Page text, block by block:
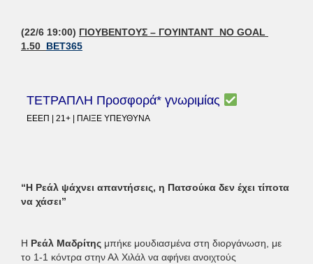
(22/6 19:00) ΓΙΟΥΒΕΝΤΟΥΣ – ΓΟΥΙΝΤΑΝΤ NO GOAL
1.50 BET365
ΤΕΤΡΑΠΛΗ Προσφορά* γνωριμίας
ΕΕΕΠ | 21+ | ΠΑΙΞΕ ΥΠΕΥΘΥΝΑ
“Η Ρεάλ ψάχνει απαντήσεις, η Πατσούκα δεν έχει τίποτα
να χάσει”
Η Ρεάλ Μαδρίτης μπήκε μουδιασμένα στη διοργάνωση, με
το 1-1 κόντρα στην Αλ Χιλάλ να αφήνει ανοιχτούς